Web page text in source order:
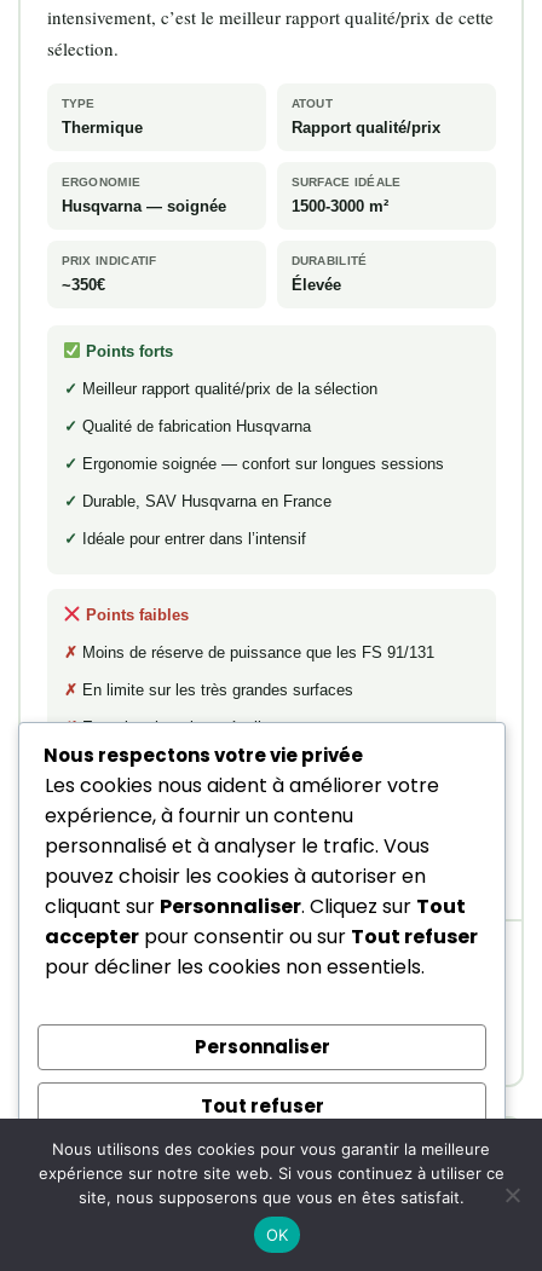
intensivement, c’est le meilleur rapport qualité/prix de cette
sélection.
TYPE
Thermique
ATOUT
Rapport qualité/prix
ERGONOMIE
Husqvarna — soignée
SURFACE IDÉALE
1500-3000 m²
PRIX INDICATIF
~350€
DURABILITÉ
Élevée
Points forts
Meilleur rapport qualité/prix de la sélection
Qualité de fabrication Husqvarna
Ergonomie soignée — confort sur longues sessions
Durable, SAV Husqvarna en France
Idéale pour entrer dans l’intensif
Points faibles
Moins de réserve de puissance que les FS 91/131
En limite sur les très grandes surfaces
Entretien thermique régulier
Verdict :
La meilleure entrée en usage intensif. Qualité
Husqvarna et endurance à un prix très accessible.
Voir le prix sur Husqvarna
Voir le test complet
Nous respectons votre vie privée
Les cookies nous aident à améliorer votre
expérience, à fournir un contenu
personnalisé et à analyser le trafic. Vous
pouvez choisir les cookies à autoriser en
cliquant sur Personnaliser. Cliquez sur Tout
accepter pour consentir ou sur Tout refuser
pour décliner les cookies non essentiels.
Personnaliser
Tout refuser
Tout accepter
Nous utilisons des cookies pour vous garantir la meilleure
expérience sur notre site web. Si vous continuez à utiliser ce
site, nous supposerons que vous en êtes satisfait.
OK